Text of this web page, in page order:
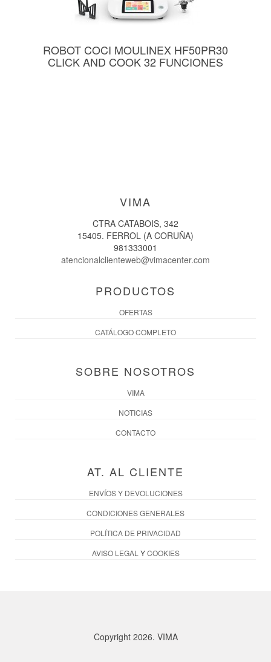
ROBOT COCI MOULINEX HF50PR30
CLICK AND COOK 32 FUNCIONES
VIMA
CTRA CATABOIS, 342
15405. FERROL (A CORUÑA)
981333001
atencionalclienteweb@vimacenter.com
PRODUCTOS
OFERTAS
CATÁLOGO COMPLETO
SOBRE NOSOTROS
VIMA
NOTICIAS
CONTACTO
AT. AL CLIENTE
ENVÍOS Y DEVOLUCIONES
CONDICIONES GENERALES
POLÍTICA DE PRIVACIDAD
AVISO LEGAL YCOOKIES
Copyright 2026. VIMA